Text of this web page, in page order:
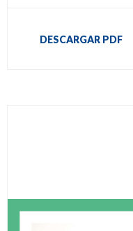
DESCARGAR PDF